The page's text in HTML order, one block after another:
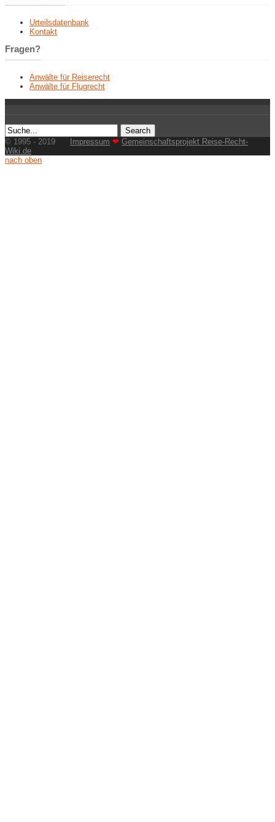
Urteilsdatenbank
Kontakt
Fragen?
Anwälte für Reiserecht
Anwälte für Flugrecht
© 1995 - 2019 Impressum ❤ Gemeinschaftsprojekt Reise-Recht-
Wiki.de
nach oben